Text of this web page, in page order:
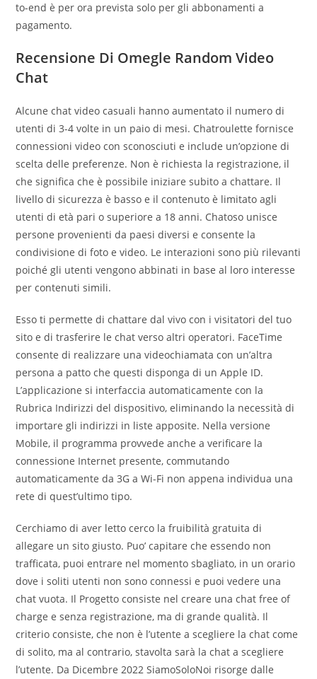
to-end è per ora prevista solo per gli abbonamenti a
pagamento.
Recensione Di Omegle Random Video
Chat
Alcune chat video casuali hanno aumentato il numero di
utenti di 3-4 volte in un paio di mesi. Chatroulette fornisce
connessioni video con sconosciuti e include un’opzione di
scelta delle preferenze. Non è richiesta la registrazione, il
che significa che è possibile iniziare subito a chattare. Il
livello di sicurezza è basso e il contenuto è limitato agli
utenti di età pari o superiore a 18 anni. Chatoso unisce
persone provenienti da paesi diversi e consente la
condivisione di foto e video. Le interazioni sono più rilevanti
poiché gli utenti vengono abbinati in base al loro interesse
per contenuti simili.
Esso ti permette di chattare dal vivo con i visitatori del tuo
sito e di trasferire le chat verso altri operatori. FaceTime
consente di realizzare una videochiamata con un’altra
persona a patto che questi disponga di un Apple ID.
L’applicazione si interfaccia automaticamente con la
Rubrica Indirizzi del dispositivo, eliminando la necessità di
importare gli indirizzi in liste apposite. Nella versione
Mobile, il programma provvede anche a verificare la
connessione Internet presente, commutando
automaticamente da 3G a Wi-Fi non appena individua una
rete di quest’ultimo tipo.
Cerchiamo di aver letto cerco la fruibilità gratuita di
allegare un sito giusto. Puo’ capitare che essendo non
trafficata, puoi entrare nel momento sbagliato, in un orario
dove i soliti utenti non sono connessi e puoi vedere una
chat vuota. Il Progetto consiste nel creare una chat free of
charge e senza registrazione, ma di grande qualità. Il
criterio consiste, che non è l’utente a scegliere la chat come
di solito, ma al contrario, stavolta sarà la chat a scegliere
l’utente. Da Dicembre 2022 SiamoSoloNoi risorge dalle